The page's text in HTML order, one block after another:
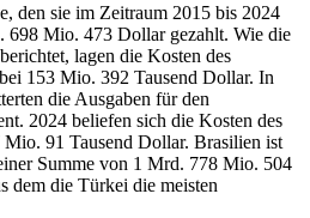
den sie im Zeitraum 2015 bis 2024
698 Mio. 473 Dollar gezahlt. Wie die
lagen die Kosten des
153 Mio. 392 Tausend Dollar. In
die Ausgaben für den
2024 beliefen sich die Kosten des
91 Tausend Dollar. Brasilien ist
Summe von 1 Mrd. 778 Mio. 504
dem die Türkei die meisten